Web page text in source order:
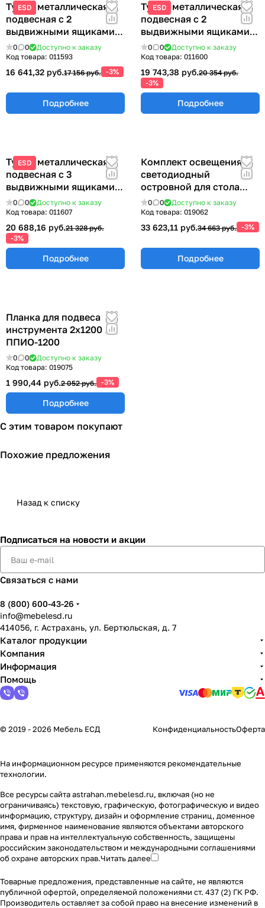
ESD
Тумба металлическая
подвесная с 2
выдвижными ящиками
233х580х490 мм ТПМ-2
0 0
Доступно к заказу
Код товара: 011593
16 641,32 руб.17 156 руб. -3%
Подробнее
ESD
Тумба металлическая
подвесная с 2
выдвижными ящиками
355х580х490 мм.
ТПМ-2Б
0 0
Доступно к заказу
Код товара: 011600
19 743,38 руб.20 354 руб.
-3%
Подробнее
ESD
Тумба металлическая
подвесная с 3
выдвижными ящиками
355х580х490 мм. ТПМ-3
0 0
Доступно к заказу
Код товара: 011607
20 688,16 руб.21 328 руб.
-3%
Подробнее
Комплект освещения
светодиодный
островной для стола
1200 мм КОСО-1200
0 0
Доступно к заказу
Код товара: 019062
33 623,11 руб.34 663 руб. -3%
Подробнее
Планка для подвеса
инструмента 2х1200 мм
ППИО-1200
0 0
Доступно к заказу
Код товара: 019075
1 990,44 руб.2 052 руб. -3%
Подробнее
С этим товаром покупают
Похожие предложения
Назад к списку
Подписаться на новости и акции
Связаться с нами
8 (800) 600-43-26
info@mebelesd.ru
414056, г. Астрахань, ул. Бертюльская, д. 7
Каталог продукции
Компания
Информация
Помощь
© 2019 - 2026 Мебель ЕСД КонфиденциальностьОферта
На информационном ресурсе применяются рекомендательные
технологии.
Все ресурсы сайта astrahan.mebelesd.ru, включая (но не
ограничиваясь) текстовую, графическую, фотографическую и видео
информацию, структуру, дизайн и оформление страниц, доменное
имя, фирменное наименование являются объектами авторского
права и прав на интеллектуальную собственность, защищены
российским законодательством и международными соглашениями
об охране авторских прав.Читать далее
Товарные предложения, представленные на сайте, не являются
публичной офертой, определяемой положениями ст. 437 (2) ГК РФ.
Производитель оставляет за собой право на внесение изменений в